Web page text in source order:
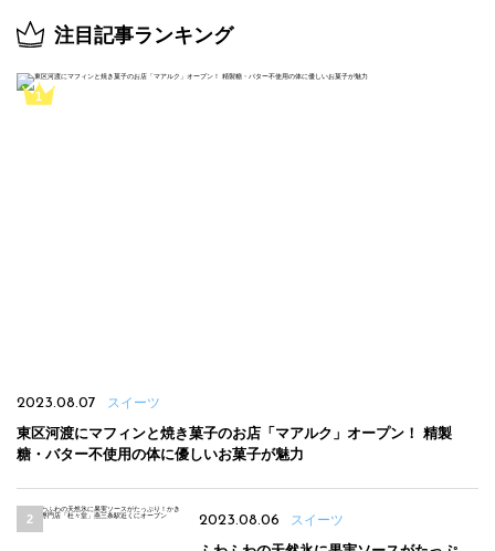
注目記事ランキング
2023.08.07 スイーツ
東区河渡にマフィンと焼き菓子のお店「マアルク」オープン！ 精製
糖・バター不使用の体に優しいお菓子が魅力
2023.08.06 スイーツ